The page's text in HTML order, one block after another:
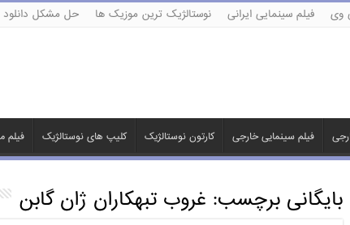
وی فیلم سینمایی ایرانی نوستالژیک ترین موزیک ها حل مشکل دانلود
فیلم سینمایی خارجی کارتون نوستالژیک کلیپ های نوستالژیک فیلم
بایگانی برچسب: غروب تبهکاران ژان گابن